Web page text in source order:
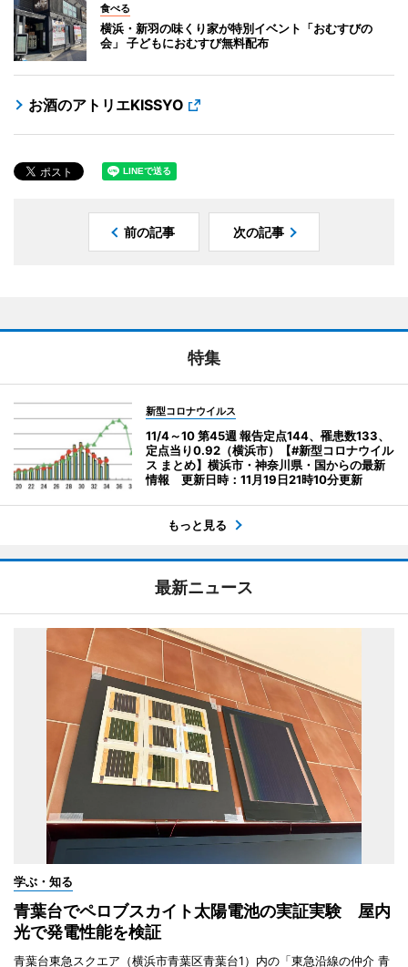
食べる
横浜・新羽の味くり家が特別イベント「おむすびの
会」 子どもにおむすび無料配布
お酒のアトリエKISSYO
前の記事 次の記事
特集
新型コロナウイルス
11/4～10 第45週 報告定点144、罹患数133、
定点当り0.92（横浜市）【#新型コロナウイル
ス まとめ】横浜市・神奈川県・国からの最新
情報 更新日時：11月19日21時10分更新
もっと見る
最新ニュース
学ぶ・知る
青葉台でペロブスカイト太陽電池の実証実験 屋内
光で発電性能を検証
青葉台東急スクエア（横浜市青葉区青葉台1）内の「東急沿線の仲介 青